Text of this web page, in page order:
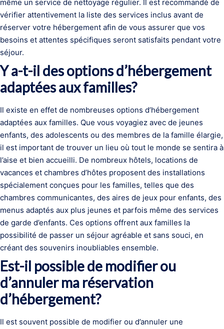
même un service de nettoyage régulier. Il est recommandé de
vérifier attentivement la liste des services inclus avant de
réserver votre hébergement afin de vous assurer que vos
besoins et attentes spécifiques seront satisfaits pendant votre
séjour.
Y a-t-il des options d’hébergement
adaptées aux familles?
Il existe en effet de nombreuses options d’hébergement
adaptées aux familles. Que vous voyagiez avec de jeunes
enfants, des adolescents ou des membres de la famille élargie,
il est important de trouver un lieu où tout le monde se sentira à
l’aise et bien accueilli. De nombreux hôtels, locations de
vacances et chambres d’hôtes proposent des installations
spécialement conçues pour les familles, telles que des
chambres communicantes, des aires de jeux pour enfants, des
menus adaptés aux plus jeunes et parfois même des services
de garde d’enfants. Ces options offrent aux familles la
possibilité de passer un séjour agréable et sans souci, en
créant des souvenirs inoubliables ensemble.
Est-il possible de modifier ou
d’annuler ma réservation
d’hébergement?
Il est souvent possible de modifier ou d’annuler une